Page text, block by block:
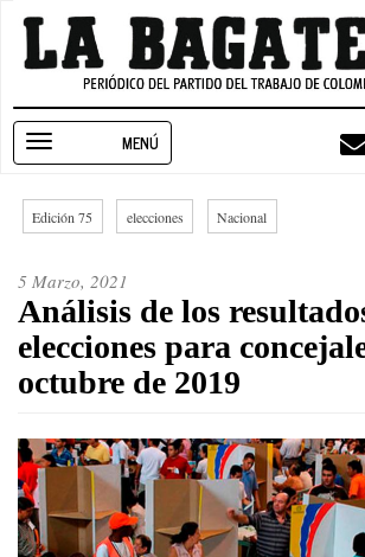
Pasar
contenido
navigation
Edición 75 elecciones Nacional
5 Marzo, 2021
Análisis de los
elecciones para
octubre de 2019